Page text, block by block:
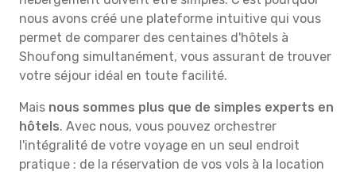
nous avons créé une plateforme intuitive qui vous
permet de comparer des centaines d'hôtels à
Shoufong simultanément, vous assurant de trouver
votre séjour idéal en toute facilité.
Mais nous sommes plus que de simples experts en
hôtels. Avec nous, vous pouvez orchestrer
l'intégralité de votre voyage en un seul endroit
pratique : de la réservation de vos vols à la location